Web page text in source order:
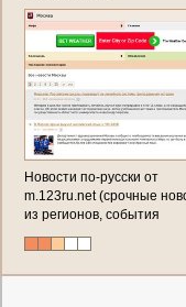
Новости по-русски от
m.123ru.net (срочные
из регионов, события
последнего часа,
репортажи от первого
новостной ленте